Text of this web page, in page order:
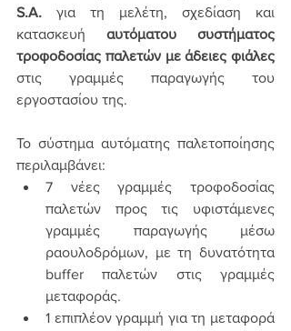
S.A.
για τη μελέτη, σχεδίαση και
κατασκευή αυτόματου συστήματος
τροφοδοσίας παλετών με άδειες φιάλες
στις γραμμές παραγωγής του
εργοστασίου της.
Το σύστημα αυτόματης παλετοποίησης
περιλαμβάνει:
7 νέες γραμμές τροφοδοσίας
παλετών προς τις υφιστάμενες
γραμμές παραγωγής μέσω
ραουλοδρόμων, με τη δυνατότητα
buffer παλετών στις γραμμές
μεταφοράς.
1 επιπλέον γραμμή για τη μεταφορά